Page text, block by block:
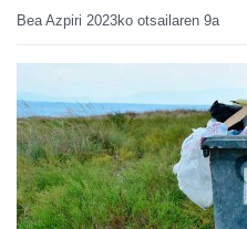
Bea Azpiri 2023ko otsailaren 9a